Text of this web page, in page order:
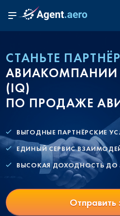
СТАНЬТЕ
АВИАКОМПАНИИ
(IQ)
ПО ПРОДАЖЕ
ВЫГОДНЫЕ ПАРТНЁРСКИЕ
ЕДИНЫЙ СЕРВИС
ВЫСОКАЯ ДОХОДНОСТЬ ДО
Отправить